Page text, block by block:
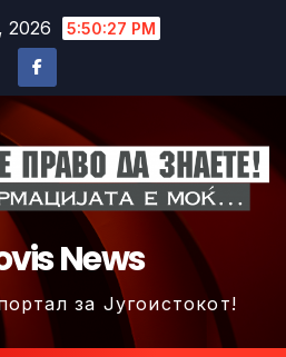
2026 5:50:30 PM
News
за Југоистокот!